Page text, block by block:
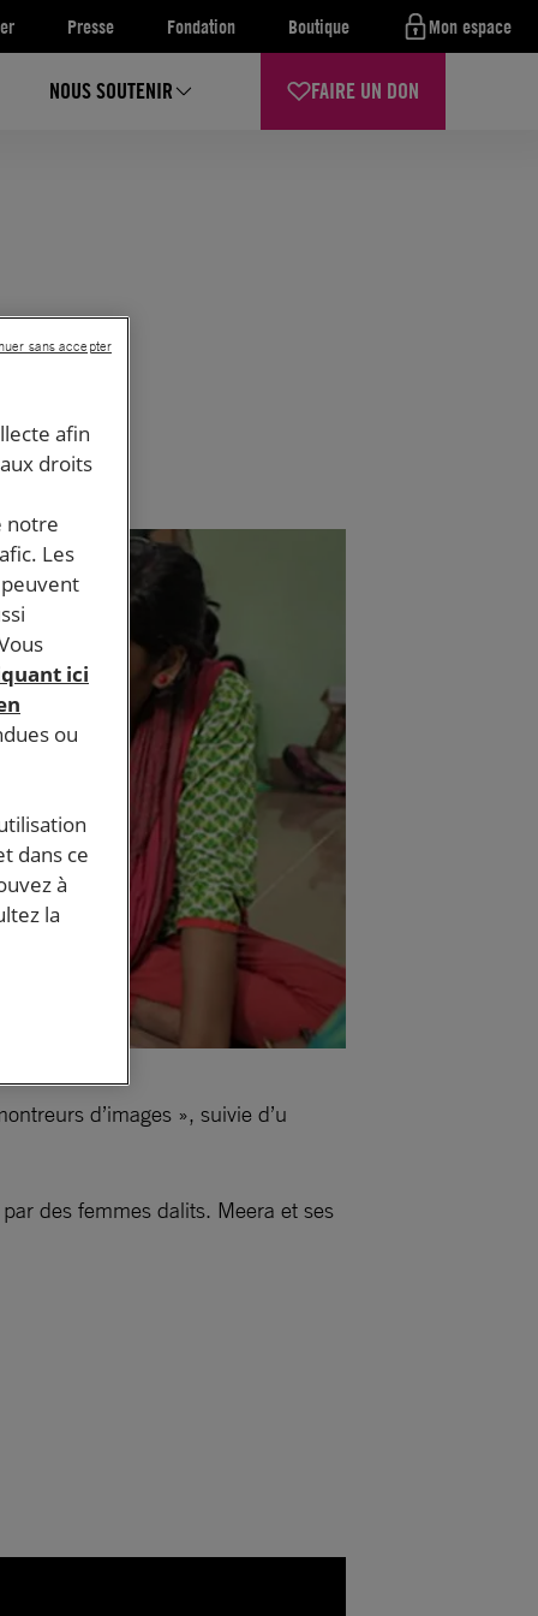
Presse Fondation Boutique Mon espace
NOUS SOUTENIR FAIRE UN DON
d’images », suivie d’u
des femmes dalits. Meera et ses
afin
droits
notre
Les
ici
ou
dans ce
à
la
sans accepter